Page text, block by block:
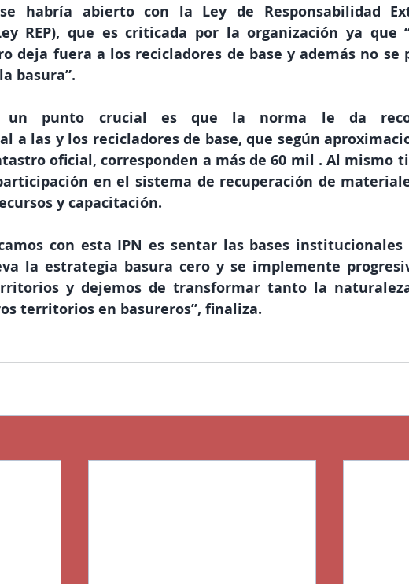
habría abierto con la Ley de Responsabilidad
REP), que es criticada por la organización ya que
deja fuera a los recicladores de base y además no se
basura”.
un punto crucial es que la norma le da
a las y los recicladores de base, que según
oficial, corresponden a más de 60 mil . Al mismo
en el sistema de recuperación de
y capacitación.
con esta IPN es sentar las bases
la estrategia basura cero y se implemente
y dejemos de transformar tanto la
territorios en basureros”, finaliza.